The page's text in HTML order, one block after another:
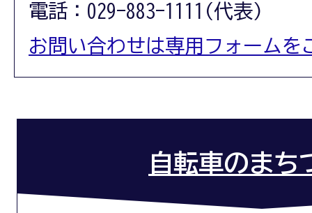
電話：029-883-1111(代表)
お問い合わせは専用フォームを
自転車のまち